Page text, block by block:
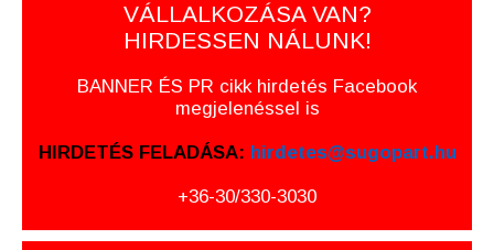
VÁLLALKOZÁSA VAN?
HIRDESSEN NÁLUNK!
BANNER ÉS PR cikk hirdetés Facebook
megjelenéssel is
HIRDETÉS FELADÁSA: hirdetes@sugopart.hu
+36-30/330-3030